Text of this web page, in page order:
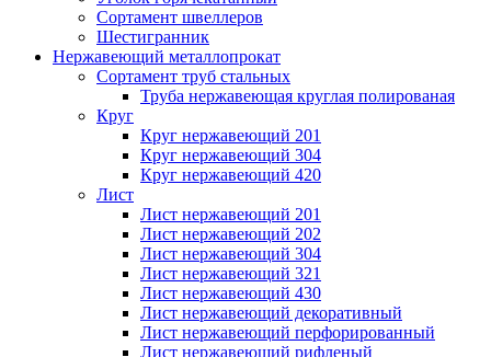
Сортамент швеллеров
Шестигранник
Нержавеющий металлопрокат
Сортамент труб стальных
Труба нержавеющая круглая полированая
Круг
Круг нержавеющий 201
Круг нержавеющий 304
Круг нержавеющий 420
Лист
Лист нержавеющий 201
Лист нержавеющий 202
Лист нержавеющий 304
Лист нержавеющий 321
Лист нержавеющий 430
Лист нержавеющий декоративный
Лист нержавеющий перфорированный
Лист нержавеющий рифленый